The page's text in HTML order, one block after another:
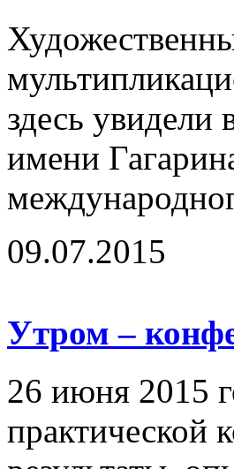
здесь увидели
имени
09.07.2015
Утром –
26 июня 2015
практической